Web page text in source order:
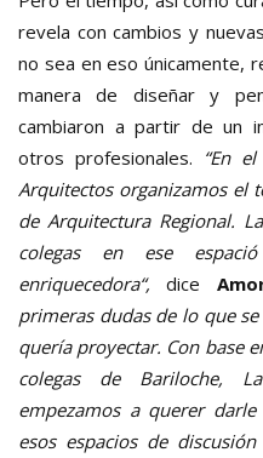
revela con cambios y
no sea en eso únicamente,
manera de diseñar y
cambiaron a partir de un
otros profesionales. “En
Arquitectos organizamos el
de Arquitectura Regional.
colegas en ese
enriquecedora“, dice
primeras dudas de lo que
quería proyectar. Con base
colegas de Bariloche,
empezamos a querer
esos espacios de